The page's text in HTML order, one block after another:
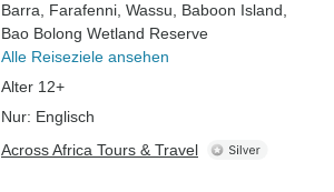
Barra , Farafenni , Wassu , Baboon Island
Bao Bolong Wetland Reserve
Alle Reiseziele ansehen
Alter 12+
Nur: Englisch
Across Africa Tours & Travel